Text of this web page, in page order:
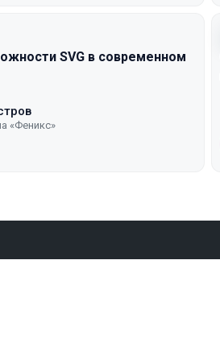
SVG в современном
«Феникс»